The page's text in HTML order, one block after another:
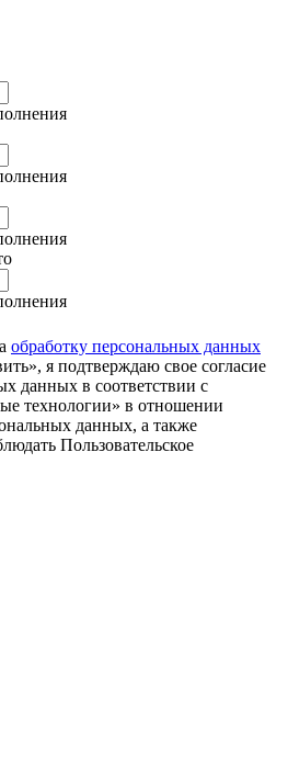
обработку персональных данных
я подтверждаю свое согласие
данных в соответствии с
технологии» в отношении
данных, а также
Пользовательское